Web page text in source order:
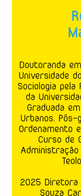
Doutoranda
Universidade
Sociologia pela
da
Graduada
Urbanos. Pós-
Ordenamento
Curso de
Administração
2025 Diretora
Souza